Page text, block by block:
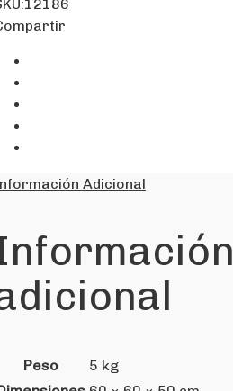
12186
Adicional
Peso
5 kg